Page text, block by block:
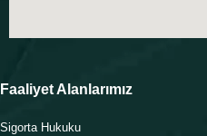
Faaliyet Alanlarımız
Sigorta Hukuku